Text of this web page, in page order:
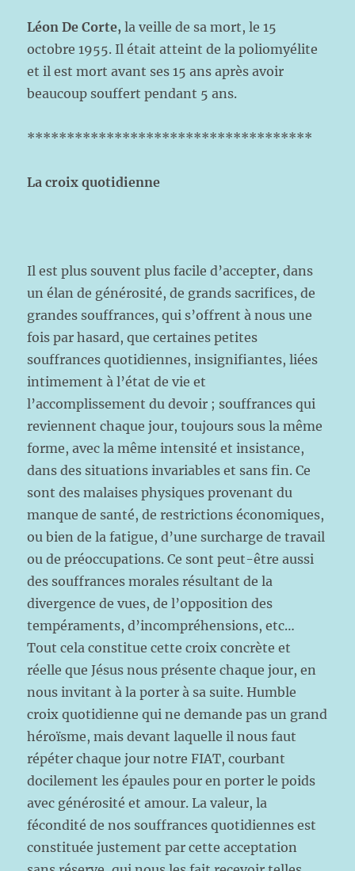
Léon De Corte,la veille de sa mort, le 15
octobre 1955. Il était atteint de la poliomyélite
et il est mort avant ses 15 ans après avoir
beaucoup souffert pendant 5 ans.
************************************
La croix quotidienne
Il est plus souvent plus facile d’accepter, dans
un élan de générosité, de grands sacrifices, de
grandes souffrances, qui s’offrent à nous une
fois par hasard, que certaines petites
souffrances quotidiennes, insignifiantes, liées
intimement à l’état de vie et
l’accomplissement du devoir ; souffrances qui
reviennent chaque jour, toujours sous la même
forme, avec la même intensité et insistance,
dans des situations invariables et sans fin. Ce
sont des malaises physiques provenant du
manque de santé, de restrictions économiques,
ou bien de la fatigue, d’une surcharge de travail
ou de préoccupations. Ce sont peut-être aussi
des souffrances morales résultant de la
divergence de vues, de l’opposition des
tempéraments, d’incompréhensions, etc…
Tout cela constitue cette croix concrète et
réelle que Jésus nous présente chaque jour, en
nous invitant à la porter à sa suite. Humble
croix quotidienne qui ne demande pas un grand
héroïsme, mais devant laquelle il nous faut
répéter chaque jour notre FIAT, courbant
docilement les épaules pour en porter le poids
avec générosité et amour. La valeur, la
fécondité de nos souffrances quotidiennes est
constituée justement par cette acceptation